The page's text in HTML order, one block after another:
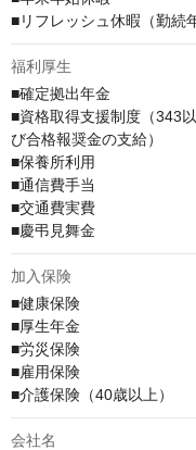
■リフレッシュ休暇（勤続
福利厚生
■確定拠出年金
■資格取得支援制度（343
び合格報奨金の支給）
■保養所利用
■通信費手当
■交通費実費
■慶弔見舞金
加入保険
■健康保険
■厚生年金
■労災保険
■雇用保険
■介護保険（40歳以上）
会社名